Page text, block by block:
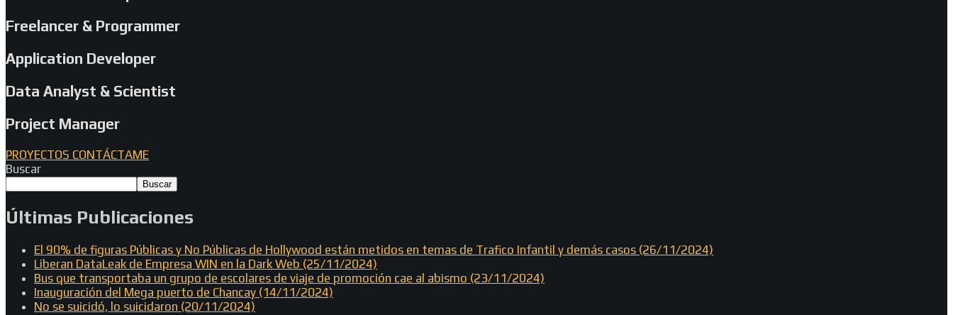
Freelancer & Programmer
Application Developer
Data Analyst & Scientist
Project Manager
PROYECTOS CONTÁCTAME
Buscar
Buscar
Últimas Publicaciones
El 90% de figuras Públicas y No Públicas de Hollywood están metidos en temas de Trafico Infantil y demás casos (26/11/2024)
Liberan DataLeak de Empresa WIN en la Dark Web (25/11/2024)
Bus que transportaba un grupo de escolares de viaje de promoción cae al abismo (23/11/2024)
Inauguración del Mega puerto de Chancay (14/11/2024)
No se suicidó, lo suicidaron (20/11/2024)